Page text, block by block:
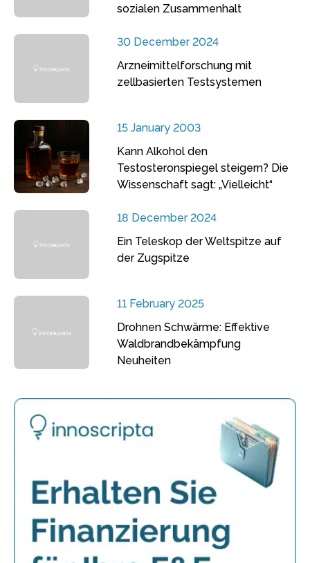
sozialen Zusammenhalt
30 December 2024
Arzneimittelforschung mit
zellbasierten Testsystemen
15 January 2003
Kann Alkohol den
Testosteronspiegel steigern? Die
Wissenschaft sagt: „Vielleicht“
18 December 2024
Ein Teleskop der Weltspitze auf
der Zugspitze
11 February 2025
Drohnen Schwärme: Effektive
Waldbrandbekämpfung
Neuheiten